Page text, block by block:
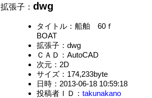
拡張子：dwg
タイトル：船舶 60ｆ
BOAT
拡張子：dwg
ＣＡＤ：AutoCAD
次元：2D
サイズ：174,233byte
日時：2013-06-18 10:59:18
投稿者ＩＤ： takunakano